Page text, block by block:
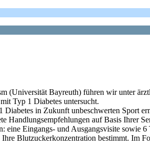
(Universität Bayreuth) führen wir unter
Typ 1 Diabetes untersucht.
in Zukunft unbeschwerten Sport
Handlungsempfehlungen auf Basis Ihrer
eine Eingangs- und Ausgangsvisite sowie
Blutzuckerkonzentration bestimmt. Im